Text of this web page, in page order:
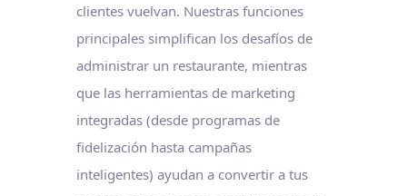
clientes vuelvan. Nuestras funciones
principales simplifican los desafíos de
administrar un restaurante, mientras
que las herramientas de marketing
integradas (desde programas de
fidelización hasta campañas
inteligentes) ayudan a convertir a tus